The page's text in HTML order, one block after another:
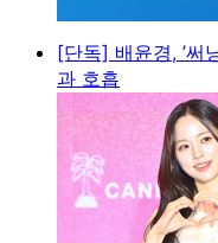
[단독] 배윤경, ’써
과 호흡